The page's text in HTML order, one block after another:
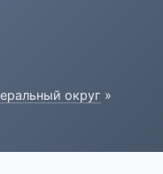
округ »